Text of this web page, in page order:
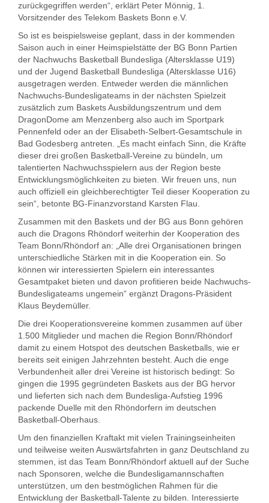
zurückgegriffen werden“, erklärt Peter Mönnig, 1.
Vorsitzender des Telekom Baskets Bonn e.V.
So ist es beispielsweise geplant, dass in der kommenden
Saison auch in einer Heimspielstätte der BG Bonn Partien
der Nachwuchs Basketball Bundesliga (Altersklasse U19)
und der Jugend Basketball Bundesliga (Altersklasse U16)
ausgetragen werden. Entweder werden die männlichen
Nachwuchs-Bundesligateams in der nächsten Spielzeit
zusätzlich zum Baskets Ausbildungszentrum und dem
DragonDome am Menzenberg also auch im Sportpark
Pennenfeld oder an der Elisabeth-Selbert-Gesamtschule in
Bad Godesberg antreten. „Es macht einfach Sinn, die Kräfte
dieser drei großen Basketball-Vereine zu bündeln, um
talentierten Nachwuchsspielern aus der Region beste
Entwicklungsmöglichkeiten zu bieten. Wir freuen uns, nun
auch offiziell ein gleichberechtigter Teil dieser Kooperation zu
sein“, betonte BG-Finanzvorstand Karsten Flau.
Zusammen mit den Baskets und der BG aus Bonn gehören
auch die Dragons Rhöndorf weiterhin der Kooperation des
Team Bonn/Rhöndorf an: „Alle drei Organisationen bringen
unterschiedliche Stärken mit in die Kooperation ein. So
können wir interessierten Spielern ein interessantes
Gesamtpaket bieten und davon profitieren beide Nachwuchs-
Bundesligateams ungemein“ ergänzt Dragons-Präsident
Klaus Beydemüller.
Die drei Kooperationsvereine kommen zusammen auf über
1.500 Mitglieder und machen die Region Bonn/Rhöndorf
damit zu einem Hotspot des deutschen Basketballs, wie er
bereits seit einigen Jahrzehnten besteht. Auch die enge
Verbundenheit aller drei Vereine ist historisch bedingt: So
gingen die 1995 gegründeten Baskets aus der BG hervor
und lieferten sich nach dem Bundesliga-Aufstieg 1996
packende Duelle mit den Rhöndorfern im deutschen
Basketball-Oberhaus.
Um den finanziellen Kraftakt mit vielen Trainingseinheiten
und teilweise weiten Auswärtsfahrten in ganz Deutschland zu
stemmen, ist das Team Bonn/Rhöndorf aktuell auf der Suche
nach Sponsoren, welche die Bundesligamannschaften
unterstützen, um den bestmöglichen Rahmen für die
Entwicklung der Basketball-Talente zu bilden. Interessierte